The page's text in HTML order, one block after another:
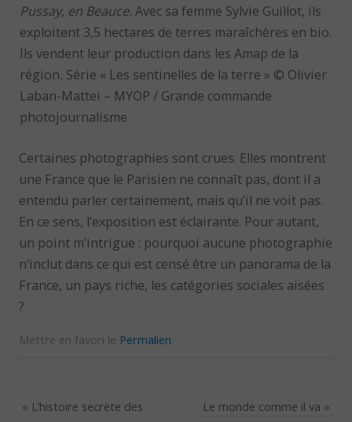
Pussay, en Beauce. Avec sa femme Sylvie Guillot, ils
exploitent 3,5 hectares de terres maraîchères en bio.
Ils vendent leur production dans les Amap de la
région. Série « Les sentinelles de la terre » © Olivier
Laban-Mattei – MYOP / Grande commande
photojournalisme
Certaines photographies sont crues. Elles montrent
une France que le Parisien ne connaît pas, dont il a
entendu parler certainement, mais qu’il ne voit pas.
En ce sens, l’exposition est éclairante. Pour autant,
un point m’intrigue : pourquoi aucune photographie
n’inclut dans ce qui est censé être un panorama de la
France, un pays riche, les catégories sociales aisées
?
Mettre en favori le Permalien
« L’histoire secrète des
Le monde comme il va »